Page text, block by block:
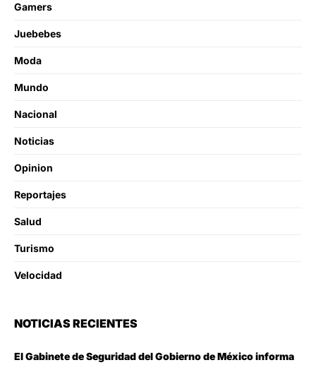
Gamers
Juebebes
Moda
Mundo
Nacional
Noticias
Opinion
Reportajes
Salud
Turismo
Velocidad
NOTICIAS RECIENTES
El Gabinete de Seguridad del Gobierno de México informa